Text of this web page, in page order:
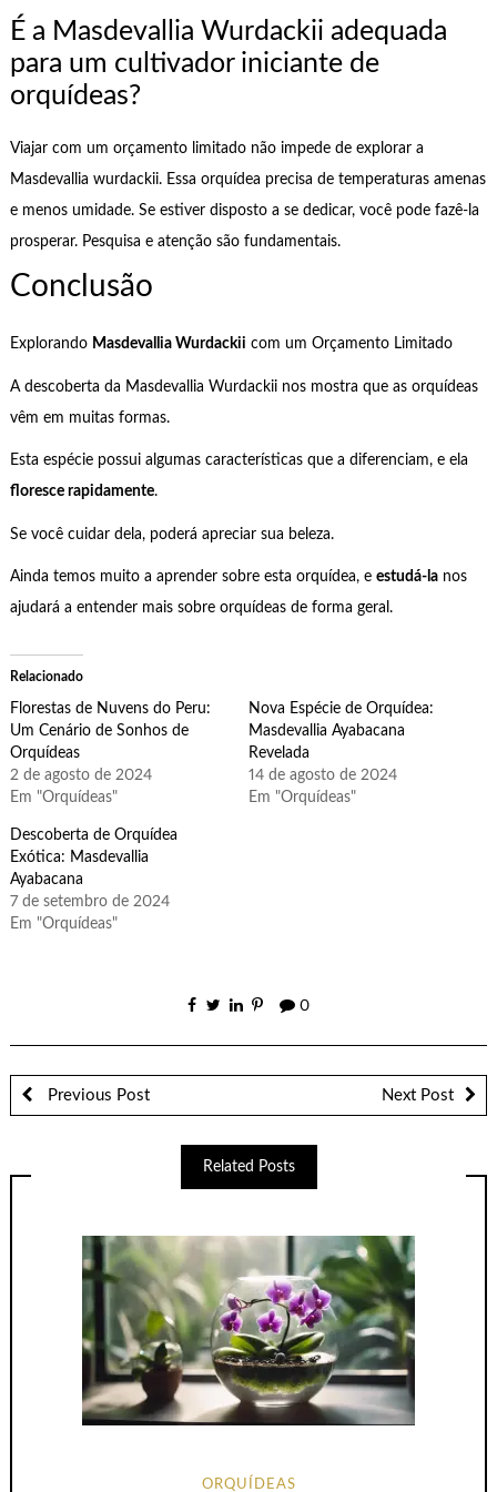
É a Masdevallia Wurdackii adequada
para um cultivador iniciante de
orquídeas?
Viajar com um orçamento limitado não impede de explorar a
Masdevallia wurdackii. Essa orquídea precisa de temperaturas amenas
e menos umidade. Se estiver disposto a se dedicar, você pode fazê-la
prosperar. Pesquisa e atenção são fundamentais.
Conclusão
Explorando Masdevallia Wurdackii com um Orçamento Limitado
A descoberta da Masdevallia Wurdackii nos mostra que as orquídeas
vêm em muitas formas.
Esta espécie possui algumas características que a diferenciam, e ela
floresce rapidamente.
Se você cuidar dela, poderá apreciar sua beleza.
Ainda temos muito a aprender sobre esta orquídea, e estudá-lanos
ajudará a entender mais sobre orquídeas de forma geral.
Relacionado
Florestas de Nuvens do Peru:
Um Cenário de Sonhos de
Orquídeas
2 de agosto de 2024
Em "Orquídeas"
Nova Espécie de Orquídea:
Masdevallia Ayabacana
Revelada
14 de agosto de 2024
Em "Orquídeas"
Descoberta de Orquídea
Exótica: Masdevallia
Ayabacana
7 de setembro de 2024
Em "Orquídeas"
0
Previous Post Next Post
Related Posts
ORQUÍDEAS